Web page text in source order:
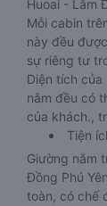
Huoai - Lâm
Mỗi cabin
này đều
sự riêng tư
Diện tích
nằm đều có
của khách.,
Tiện
Giường nằm
Đồng Phú
toàn, có chế